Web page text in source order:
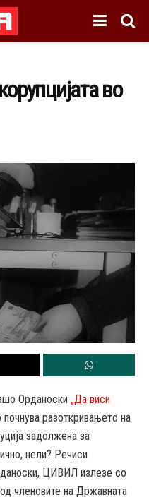
во
Орданоски „Да виси
разоткривањето на
задолжена за
нели? Речиси
ЦИВИЛ излезе со
членовите на Државната